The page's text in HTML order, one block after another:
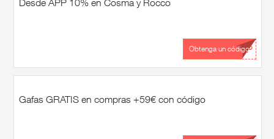
Desde APP 10% en Cosma y Rocco
...PP
Obtenga un código
Gafas GRATIS en compras +59€ con código